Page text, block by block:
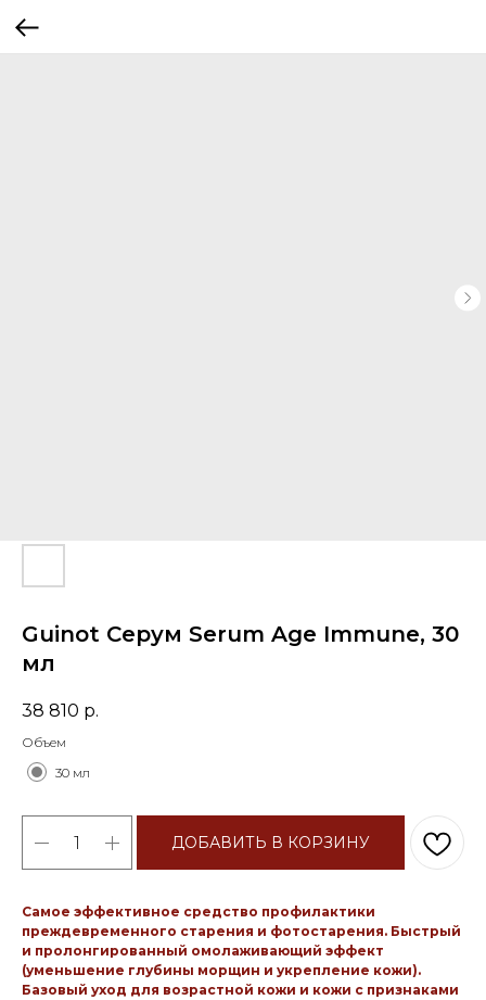
Guinot Серум Serum Age Immune, 30
мл
38 810 р.
Объем
30 мл
ДОБАВИТЬ В КОРЗИНУ
Самое эффективное средство профилактики
преждевременного старения и фотостарения. Быстрый
и пролонгированный омолаживающий эффект
(уменьшение глубины морщин и укрепление кожи).
Базовый уход для возрастной кожи и кожи с признаками